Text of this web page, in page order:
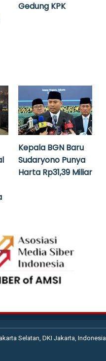
Gedung KPK
Kepala BGN Baru
Sudaryono Punya
Harta Rp31,39 Miliar
Selatan, DKI Jakarta, Indonesia